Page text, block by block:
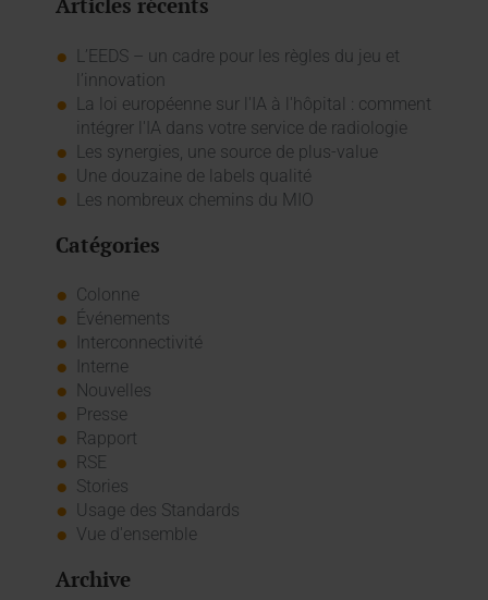
L’EEDS – un cadre pour les règles du jeu et
l’innovation
La loi européenne sur l'IA à l'hôpital : comment
intégrer l'IA dans votre service de radiologie
Les synergies, une source de plus-value
Une douzaine de labels qualité
Les nombreux chemins du MIO
Catégories
Colonne
Événements
Interconnectivité
Interne
Nouvelles
Presse
Rapport
RSE
Stories
Usage des Standards
Vue d'ensemble
Archive